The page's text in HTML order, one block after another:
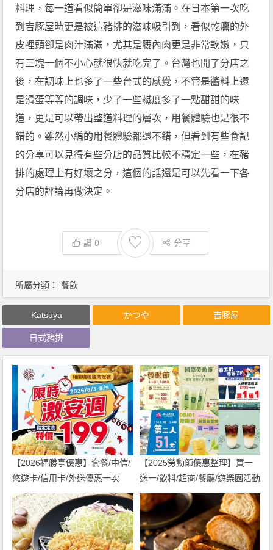
料理，每一道看似簡單卻是滋味滿滿。在日本第一次吃
到吉豚屋時更是被這豬排的滋味吸引到，看似乾癟的外
皮裡頭卻是肉汁滿滿，尤其是腰內肉更是非常軟嫩，只
有三塊一個不小心就很快就吃完了。台灣也開了分店之
後，在調味上也多了一些台式的感覺，不管是醬料上還
是滑蛋等等的調味，少了一些鹹度多了一點甜甜的味
道，更是可以帶出整道料理的層次，用餐體驗也是很不
錯的。雖然小編的用餐體驗都還不錯，但看到有些食記
的分享可以見得有些分店的品質比較不穩定一些，在豬
排的處理上有好壞之分，這個的話還是可以先看一下各
分店的評論再做決定。
讚0 ♡ 分享
所屬分類： 餐飲
Katsuya かつや 吉豚屋
日式豬排
【2026福勝亭優惠】套餐/中信/
悠遊卡/信用卡/外送優惠一次
看！
【2025勞動節優惠整理】買一
送一/飲料/超商/餐廳/遊樂園活動
一次看！